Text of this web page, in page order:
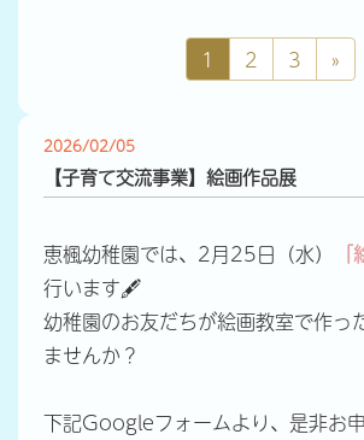
1 2 3 »
2026/02/05
【子育て交流事業】絵画作品展
恵楓幼稚園では、2月25日（水）
行います🖋
幼稚園のお友だちが絵画教室で作っ
ませんか？
下記Googleフォームより、是非お